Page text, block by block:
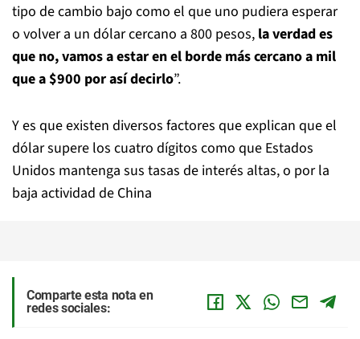
tipo de cambio bajo como el que uno pudiera esperar
o volver a un dólar cercano a 800 pesos, la verdad es
que no, vamos a estar en el borde más cercano a mil
que a $900 por así decirlo”.
Y es que existen diversos factores que explican que el
dólar supere los cuatro dígitos como que Estados
Unidos mantenga sus tasas de interés altas, o por la
baja actividad de China
Comparte esta nota en
redes sociales: